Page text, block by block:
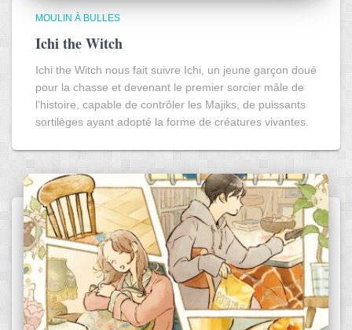
MOULIN À BULLES
Ichi the Witch
Ichi the Witch nous fait suivre Ichi, un jeune garçon doué
pour la chasse et devenant le premier sorcier mâle de
l’histoire, capable de contrôler les Majiks, de puissants
sortilèges ayant adopté la forme de créatures vivantes.